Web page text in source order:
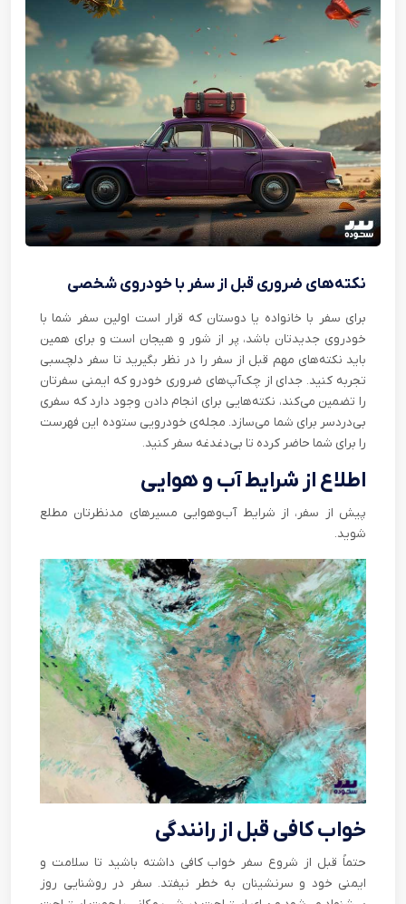
نکته‌های ضروری قبل از سفر با خودروی شخصی
برای سفر با خانواده یا دوستان که قرار است اولین سفر شما با
خودروی جدیدتان باشد، پر از شور و هیجان است و برای همین
باید نکته‌های مهم قبل از سفر را در نظر بگیرید تا سفر دلچسبی
تجربه کنید. جدای از چک‌آپ‌های ضروری خودرو که ایمنی سفرتان
را تضمین می‌کند، نکته‌هایی برای انجام دادن وجود دارد که سفری
بی‌دردسر برای شما می‌سازد. مجله‌ی خودرویی ستوده این فهرست
را برای شما حاضر کرده تا بی‌دغدغه سفر کنید.
اطلاع از شرایط آب و هوایی
پیش از سفر، از شرایط آب‌و‌هوایی مسیرهای مدنظرتان مطلع
شوید.
خواب کافی قبل از رانندگی
حتماً قبل از شروع سفر خواب کافی داشته باشید تا سلامت و
ایمنی خود و سرنشینان به خطر نیفتد. سفر در روشنایی روز